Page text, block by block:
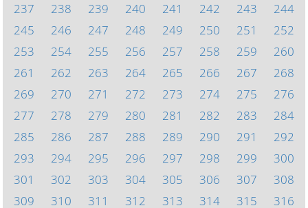
237
238 239 240 241 242 243
244
245
246 247 248 249 250 251
252
253
254 255 256 257 258 259
260
261
262 263 264 265 266 267
268
269
270 271 272 273 274 275
276
277
278 279 280 281 282 283
284
285
286 287 288 289 290 291
292
293
294 295 296 297 298 299
300
301
302 303 304 305 306 307
308
309
310 311 312 313 314 315
316